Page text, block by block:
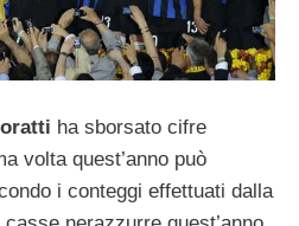
ha sborsato cifre
volta quest’anno può
i conteggi effettuati dalla